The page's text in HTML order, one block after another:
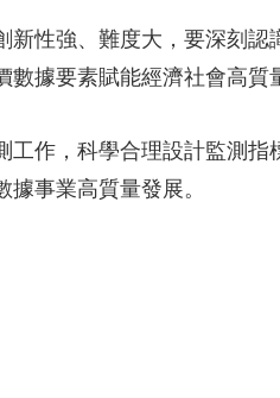
性強、難度大，要深刻認
據要素賦能經濟社會高質
作，科學合理設計監測指
事業高質量發展。